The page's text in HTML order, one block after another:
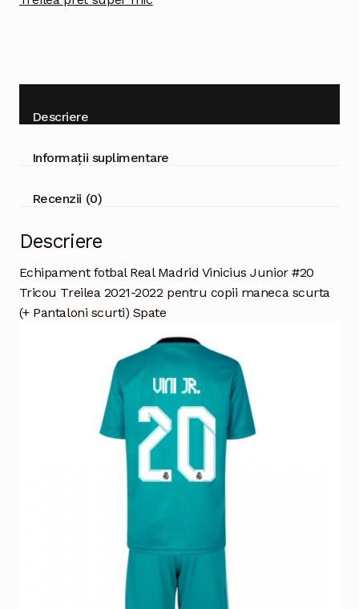
copii
scurti)
Descriere
Informații suplimentare
Recenzii (0)
Descriere
Echipament fotbal Real Madrid Vinicius Junior #20
Tricou Treilea 2021-2022 pentru copii maneca scurta
(+ Pantaloni scurti) Spate